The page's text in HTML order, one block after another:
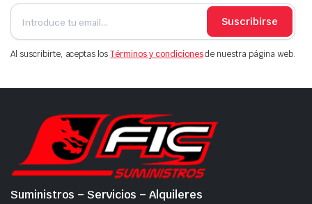
Suscribirse
Al suscribirte, aceptas losTérminos y condicionesde nuestra página web.
Suministros – Servicios – Alquileres